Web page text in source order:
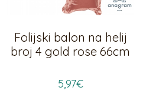
Folijski balon na helij
broj 4 gold rose 66cm
5,97€